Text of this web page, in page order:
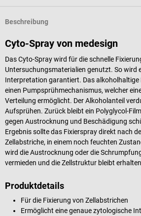
Beschreibung
Cyto-Spray von medesign
Das Cyto-Spray wird für die schnelle
Untersuchungsmaterialien genutzt. So wird
Interpretation garantiert. Das
einen Pumpsprühmechanismus, welcher
Verteilung ermöglicht. Der Alkoholanteil
Aufsprühen. Zurück bleibt ein Polyglycol-
gegen Austrocknung und Beschädigung
Ergebnis sollte das Fixierspray direkt nach
Zellabstriche, in einem noch feuchten
wird die Austrocknung oder die
vermieden und die Zellstruktur bleibt
Produktdetails
Für die Fixierung von Zellabstrichen
Ermöglicht eine genaue zytologische